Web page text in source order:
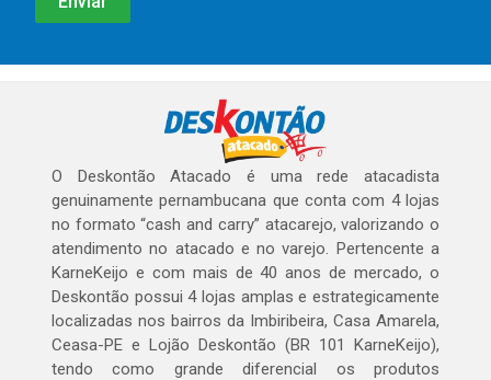
O Deskontão Atacado é uma rede atacadista
genuinamente pernambucana que conta com 4 lojas
no formato “cash and carry” atacarejo, valorizando o
atendimento no atacado e no varejo. Pertencente a
KarneKeijo e com mais de 40 anos de mercado, o
Deskontão possui 4 lojas amplas e estrategicamente
localizadas nos bairros da Imbiribeira, Casa Amarela,
Ceasa-PE e Lojão Deskontão (BR 101 KarneKeijo),
tendo como grande diferencial os produtos